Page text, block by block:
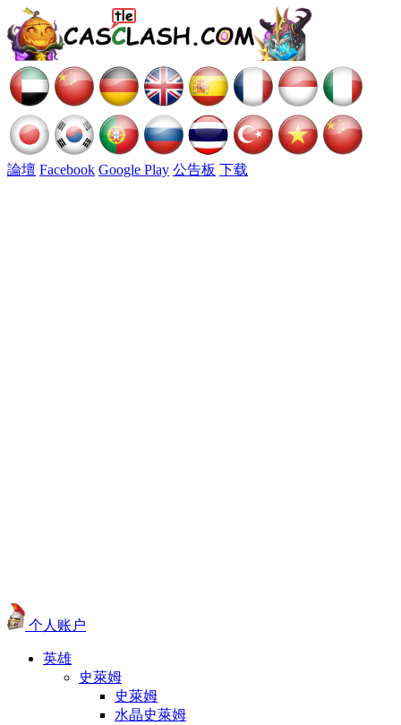
論壇 Facebook Google Play 公告板 下载
个人账户
英雄
史萊姆
史萊姆
水晶史萊姆